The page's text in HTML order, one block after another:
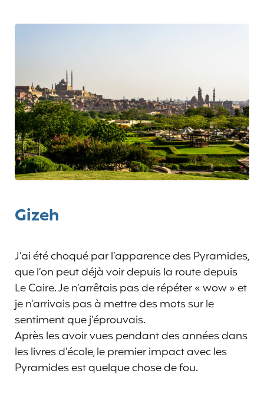
Gizeh
J’ai été choqué par l’apparence des Pyramides,
que l’on peut déjà voir depuis la route depuis
Le Caire. Je n’arrêtais pas de répéter « wow » et
je n’arrivais pas à mettre des mots sur le
sentiment que j’éprouvais.
Après les avoir vues pendant des années dans
les livres d’école, le premier impact avec les
Pyramides est quelque chose de fou.